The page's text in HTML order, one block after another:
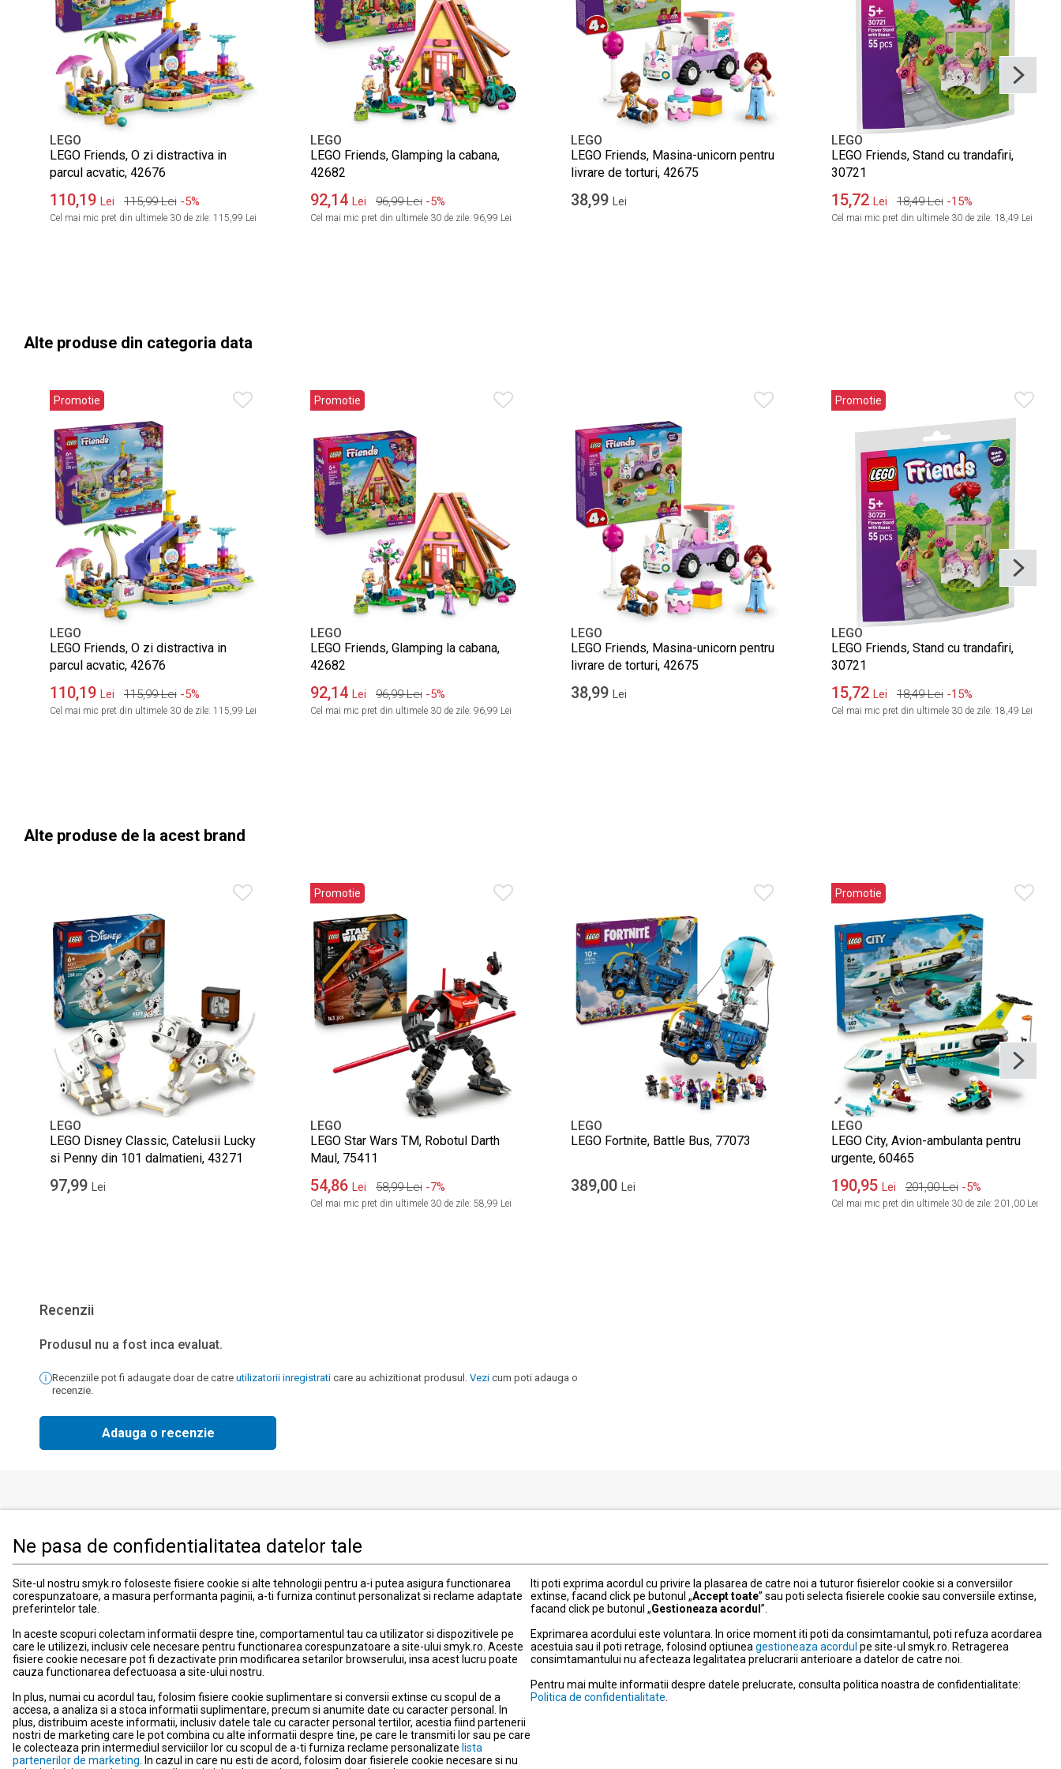
Ne pasa de confidentialitatea datelor tale
Site-ul nostru smyk.ro foloseste fisiere cookie si alte tehnologii pentru a-i putea asigura functionarea
corespunzatoare, a masura performanta paginii, a-ti furniza continut personalizat si reclame adaptate
preferintelor tale.
In aceste scopuri colectam informatii despre tine, comportamentul tau ca utilizator si dispozitivele pe
care le utilizezi, inclusiv cele necesare pentru functionarea corespunzatoare a site-ului smyk.ro. Aceste
fisiere cookie necesare pot fi dezactivate prin modificarea setarilor browserului, insa acest lucru poate
cauza functionarea defectuoasa a site-ului nostru.
In plus, numai cu acordul tau, folosim fisiere cookie suplimentare si conversii extinse cu scopul de a
accesa, a analiza si a stoca informatii suplimentare, precum si anumite date cu caracter personal. In
plus, distribuim aceste informatii, inclusiv datele tale cu caracter personal tertilor, acestia fiind partenerii
nostri de marketing care le pot combina cu alte informatii despre tine, pe care le transmiti lor sau pe care
le colecteaza prin intermediul serviciilor lor cu scopul de a-ti furniza reclame personalizate lista
partenerilor de marketing . In cazul in care nu esti de acord, folosim doar fisierele cookie necesare si nu
Iti poti exprima acordul cu privire la plasarea de catre noi a tuturor fisierelor cookie si a conversiilor
extinse, facand click pe butonul „Accept toate” sau poti selecta fisierele cookie sau conversiile extinse,
facand click pe butonul „Gestioneaza acordul ”.
Exprimarea acordului este voluntara. In orice moment iti poti da consimtamantul, poti refuza acordarea
acestuia sau il poti retrage, folosind optiunea gestioneaza acordul pe site-ul smyk.ro. Retragerea
consimtamantului nu afecteaza legalitatea prelucrarii anterioare a datelor de catre noi.
Pentru mai multe informatii despre datele prelucrate, consulta politica noastra de confidentialitate:
Politica de confidentialitate
LEGO
LEGO Friends, O zi distractiva in
parcul acvatic, 42676
110,19 Lei 115,99 Lei -5%
Cel mai mic pret din ultimele 30 de zile: 115,99 Lei
LEGO
LEGO Friends, Glamping la cabana,
42682
92,14 Lei 96,99 Lei -5%
Cel mai mic pret din ultimele 30 de zile: 96,99 Lei
LEGO
LEGO Friends, Masina-unicorn pentru
livrare de torturi, 42675
38,99 Lei
LEGO
LEGO Friends, Stand cu trandafiri,
30721
15,72 Lei 18,49 Lei -15%
Cel mai mic pret din ultimele 30 de zile: 18,49 Lei
Alte produse din categoria data
Promotie
LEGO
LEGO Friends, O zi distractiva in
parcul acvatic, 42676
110,19 Lei 115,99 Lei -5%
Cel mai mic pret din ultimele 30 de zile: 115,99 Lei
Promotie
LEGO
LEGO Friends, Glamping la cabana,
42682
92,14 Lei 96,99 Lei -5%
Cel mai mic pret din ultimele 30 de zile: 96,99 Lei
LEGO
LEGO Friends, Masina-unicorn pentru
livrare de torturi, 42675
38,99 Lei
Promotie
LEGO
LEGO Friends, Stand cu trandafiri,
30721
15,72 Lei 18,49 Lei -15%
Cel mai mic pret din ultimele 30 de zile: 18,49 Lei
Alte produse de la acest brand
LEGO
LEGO Disney Classic, Catelusii Lucky
si Penny din 101 dalmatieni, 43271
97,99 Lei
Promotie
LEGO
LEGO Star Wars TM, Robotul Darth
Maul, 75411
54,86 Lei 58,99 Lei -7%
Cel mai mic pret din ultimele 30 de zile: 58,99 Lei
LEGO
LEGO Fortnite, Battle Bus, 77073
389,00 Lei
Promotie
LEGO
LEGO City, Avion-ambulanta pentru
urgente, 60465
190,95 Lei 201,00 Lei -5%
Cel mai mic pret din ultimele 30 de zile: 201,00 Lei
Recenzii
Produsul nu a fost inca evaluat.
Recenziile pot fi adaugate doar de catre utilizatorii inregistrati care au achizitionat produsul. Vezi cum poti adauga o
recenzie.
Adauga o recenzie
Imbracaminte, incaltaminte si accesorii
Jucarii si jocuri
Promotii
Blog smyk.com
Contact
Suport
Card Cadou
Costuri si metode de livrare
Locatii magazine
Comunicare
Newsletter
Politica cookies
Modifica setarile de confidentialitate
Informatii garantie
Informatii produse electronice
Protectia consumatorilor – ANPC
Despre companie
031 40 50 900
Program:
Luni-vineri: 10:00-18:00